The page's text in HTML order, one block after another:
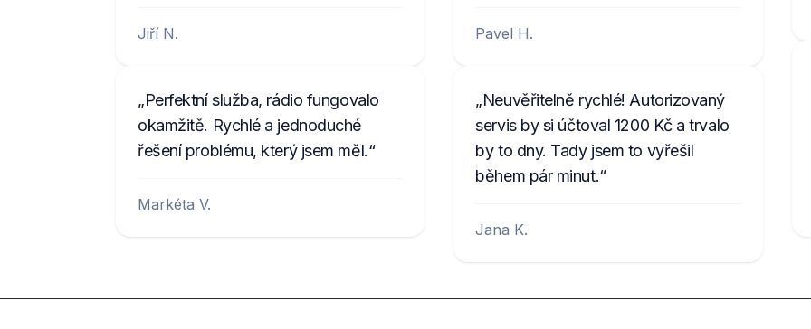
Jiří N.
Perfektní služba, rádio fungovalo
okamžitě. Rychlé a jednoduché
řešení problému, který jsem měl.
Markéta V.
Pavel H.
Neuvěřitelně rychlé! Autorizovaný
servis by si účtoval 1200 Kč a trvalo
by to dny. Tady jsem to vyřešil
během pár minut.
Jana K.